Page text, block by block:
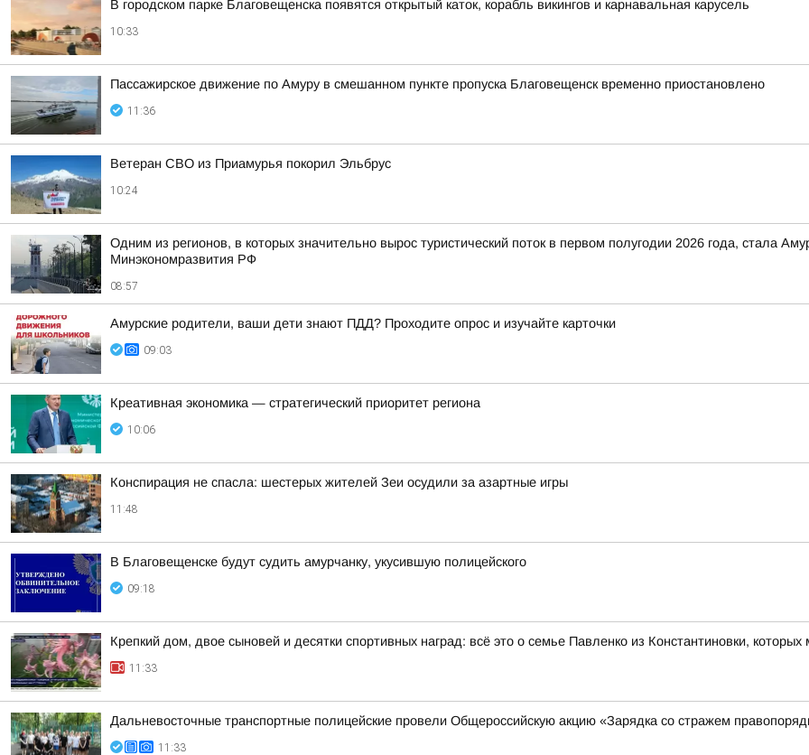
В городском парке Благовещенска появятся открытый каток, корабль викингов и карнавальная карусель
10:33
Пассажирское движение по Амуру в смешанном пункте пропуска Благовещенск временно приостановлено
11:36
Ветеран СВО из Приамурья покорил Эльбрус
10:24
Одним из регионов, в которых значительно вырос туристический поток в первом полугодии 2026 года, стала
Минэкономразвития РФ
08:57
Амурские родители, ваши дети знают ПДД? Проходите опрос и изучайте карточки
09:03
Креативная экономика — стратегический приоритет региона
10:06
Конспирация не спасла: шестерых жителей Зеи осудили за азартные игры
11:48
В Благовещенске будут судить амурчанку, укусившую полицейского
09:18
Крепкий дом, двое сыновей и десятки спортивных наград: всё это о семье Павленко из Константиновки,
11:33
Дальневосточные транспортные полицейские провели Общероссийскую акцию «Зарядка со стражем
11:33